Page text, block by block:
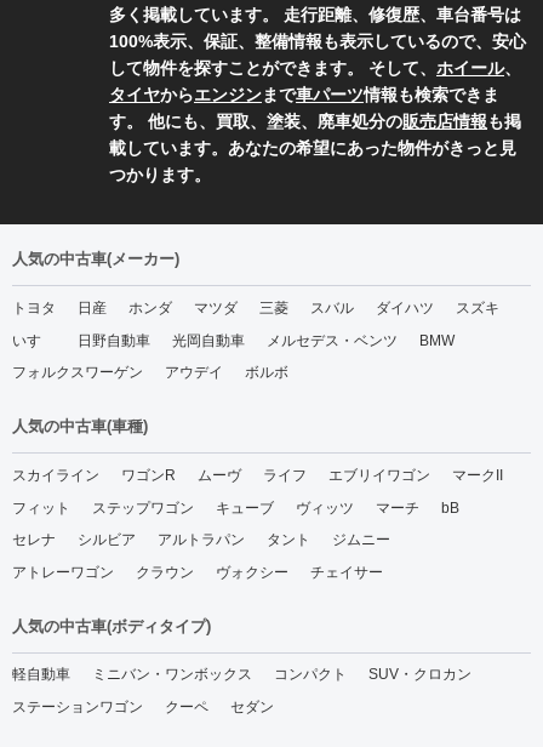
多く掲載しています。 走行距離、修復歴、車台番号は
100%表示、保証、整備情報も表示しているので、安心
して物件を探すことができます。 そして、 ホイール、
タイヤからエンジンまで車パーツ情報も検索できま
す。 他にも、買取、塗装、廃車処分の販売店情報も掲
載しています。あなたの希望にあった物件がきっと見
つかります。
人気の中古車(メーカー)
トヨタ 日産 ホンダ マツダ 三菱 スバル ダイハツ
スズキ
いすゞ
日野自動車 光岡自動車 メルセデス・ベンツ
BMW
フォルクスワーゲン
アウデイ ボルボ
人気の中古車(車種)
スカイライン ワゴンR ムーヴ ライフ エブリイワゴン
マークII
フィット
ステップワゴン キューブ ヴィッツ マーチ
bB
セレナ
シルビア アルトラパン タント
ジムニー
アトレーワゴン
クラウン ヴォクシー チェイサー
人気の中古車(ボディタイプ)
軽自動車 ミニバン・ワンボックス コンパクト
SUV・クロカン
ステーションワゴン
クーペ セダン